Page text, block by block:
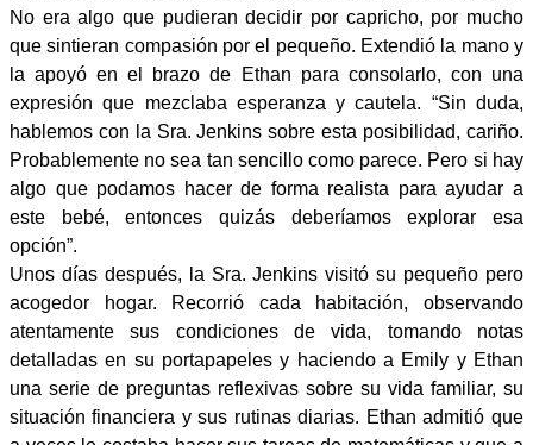
No era algo que pudieran decidir por capricho, por mucho
que sintieran compasión por el pequeño. Extendió la mano y
la apoyó en el brazo de Ethan para consolarlo, con una
expresión que mezclaba esperanza y cautela. “Sin duda,
hablemos con la Sra. Jenkins sobre esta posibilidad, cariño.
Probablemente no sea tan sencillo como parece. Pero si hay
algo que podamos hacer de forma realista para ayudar a
este bebé, entonces quizás deberíamos explorar esa
opción”.
Unos días después, la Sra. Jenkins visitó su pequeño pero
acogedor hogar. Recorrió cada habitación, observando
atentamente sus condiciones de vida, tomando notas
detalladas en su portapapeles y haciendo a Emily y Ethan
una serie de preguntas reflexivas sobre su vida familiar, su
situación financiera y sus rutinas diarias. Ethan admitió que